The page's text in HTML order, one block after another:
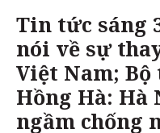
Tin tức sáng
nói về sự
Việt Nam;
Hồng Hà: Hà
ngầm chống